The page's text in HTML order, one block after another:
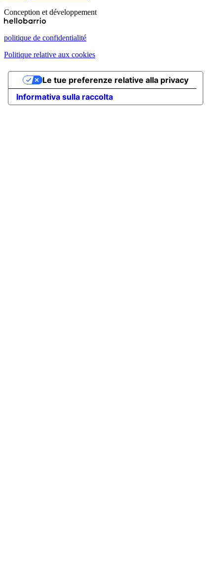
Conception et développement
politique de confidentialité
Politique relative aux cookies
Informativa sulla raccolta
Le tue preferenze relative alla privacy